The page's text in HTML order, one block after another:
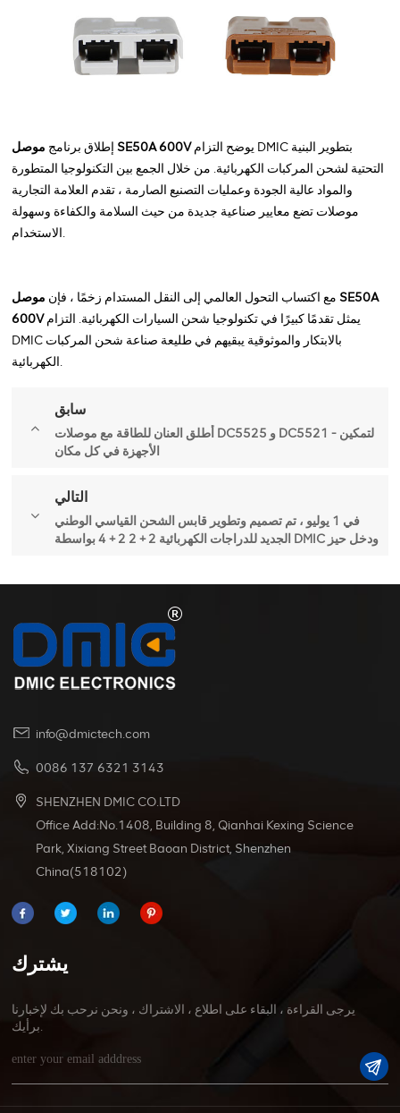
إطلاق برنامج موصل SE50A 600Vيوضح التزام DMIC بتطوير البنية
التحتية لشحن المركبات الكهربائية. من خلال الجمع بين التكنولوجيا المتطورة
والمواد عالية الجودة وعمليات التصنيع الصارمة ، تقدم العلامة التجارية
موصلات تضع معايير صناعية جديدة من حيث السلامة والكفاءة وسهولة
الاستخدام.
مع اكتساب التحول العالمي إلى النقل المستدام زخمًا ، فإن موصل SE50A
600Vيمثل تقدمًا كبيرًا في تكنولوجيا شحن السيارات الكهربائية. التزام
DMIC بالابتكار والموثوقية يبقيهم في طليعة صناعة شحن المركبات
الكهربائية.
سابق
أطلق العنان للطاقة مع موصلات DC5525 و DC5521 - لتمكين
الأجهزة في كل مكان
التالي
في 1 يوليو ، تم تصميم وتطوير قابس الشحن القياسي الوطني
الجديد للدراجات الكهربائية 2 + 2 2 + 4 بواسطة DMIC ودخل حيز
info@dmictech.com
0086 137 6321 3143
SHENZHEN DMIC CO.LTD
Office Add:No.1408, Building 8, Qianhai Kexing Science
Park, Xixiang Street Baoan District, Shenzhen
China(518102)
يشترك
يرجى القراءة ، البقاء على اطلاع ، الاشتراك ، ونحن نرحب بك لإخبارنا
برأيك.